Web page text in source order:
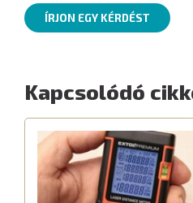
ÍRJON EGY KÉRDÉST
Kapcsolódó